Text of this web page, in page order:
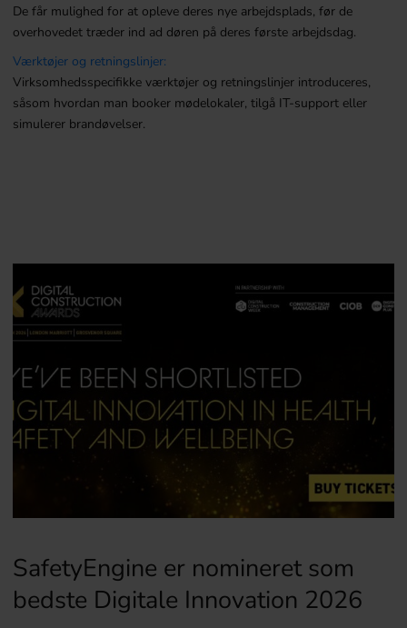
De får mulighed for at opleve deres nye arbejdsplads, før de
overhovedet træder ind ad døren på deres første arbejdsdag.
Værktøjer og retningslinjer:
Virksomhedsspecifikke værktøjer og retningslinjer introduceres,
såsom hvordan man booker mødelokaler, tilgå IT-support eller
simulerer brandøvelser.
SafetyEngine er nomineret som
bedste Digitale Innovation 2026